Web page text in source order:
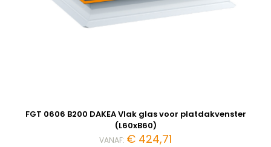
FGT 0606 B200 DAKEA Vlak glas voor platdakvenster
(L60xB60)
VANAF: € 424,71